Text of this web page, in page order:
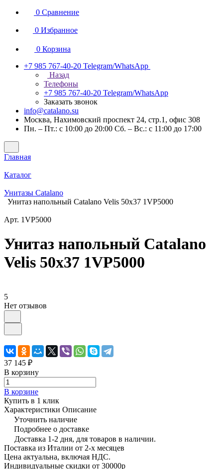
0 Сравнение
0 Избранное
0 Корзина
+7 985 767-40-20 Telegram/WhatsApp
Назад
Телефоны
+7 985 767-40-20 Telegram/WhatsApp
Заказать звонок
info@catalano.su
Москва, Нахимовский проспект 24, стр.1, офис 308
Пн. – Пт.: с 10:00 до 20:00 Сб. – Вс.: с 11:00 до 17:00
Главная
Каталог
Унитазы Catalano
Унитаз напольный Catalano Velis 50x37 1VP5000
Арт. 1VP5000
Унитаз напольный Catalano
Velis 50x37 1VP5000
5
Нет отзывов
37 145 ₽
В корзину
В корзине
Купить в 1 клик
Характеристики Описание
Уточнить наличие
Подробнее о доставке
Доставка 1-2 дня, для товаров в наличии.
Поставка из Италии от 2-х месяцев
Цена актуальна, включая НДС.
Индивидуальные скидки от 30000р